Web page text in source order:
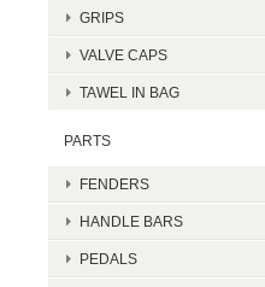
GRIPS
VALVE CAPS
TAWEL IN BAG
PARTS
FENDERS
HANDLE BARS
PEDALS